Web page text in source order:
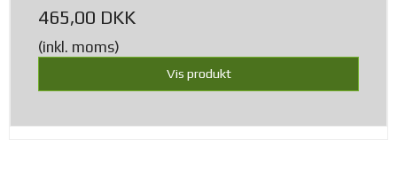
465,00 DKK
(inkl. moms)
Vis produkt